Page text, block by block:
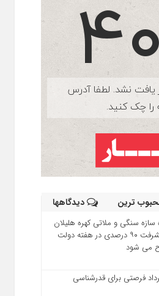
ترین دیدگاهها
سازه سنگی و ملاتی کهره هلیلان
با پیشرفت ۹۰ درصدی در هفته دولت
می شود